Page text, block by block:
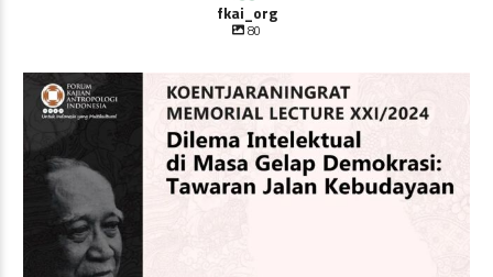
fkai_org
80
Oleh Prof Dr. Sulistyowati Irianto
Saat ini ...